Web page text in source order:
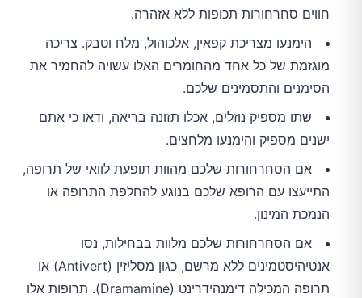
חווים סחרחורות תכופות ללא אזהרה.
הימנעו מצריכת קפאין, אלכוהול, מלח וטבק. צריכה
מוגזמת של כל אחד מהחומרים האלו עשויה להחמיר את
הסימנים והתסמינים שלכם.
שתו מספיק נוזלים, אכלו תזונה בריאה, ודאו כי אתם
ישנים מספיק והימנעו מלחצים.
אם הסחרחורות שלכם מהוות תופעת לוואי של תרופה,
התייעצו עם הרופא שלכם בנוגע להחלפת התרופה או
הנמכת המינון.
אם הסחרחורות שלכם מלוות בבחילות, נסו
אנטיהיסטמינים ללא מרשם, כגון מסליזין (Antivert) או
תרופה המכילה דימנהידרינט (Dramamine). תרופות אלו